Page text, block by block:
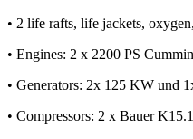
• 2 life rafts, life jackets,
• Engines: 2 x 2200 PS
• Generators: 2x 125 KW und
• Compressors: 2 x Bauer